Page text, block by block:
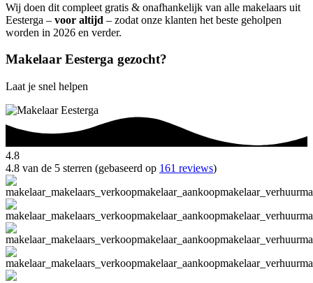
Wij doen dit compleet gratis & onafhankelijk van alle makelaars uit
Eesterga – voor altijd – zodat onze klanten het beste geholpen
worden in 2026 en verder.
Makelaar Eesterga gezocht?
Laat je snel helpen
4.8
4.8 van de 5 sterren (gebaseerd op 161 reviews)